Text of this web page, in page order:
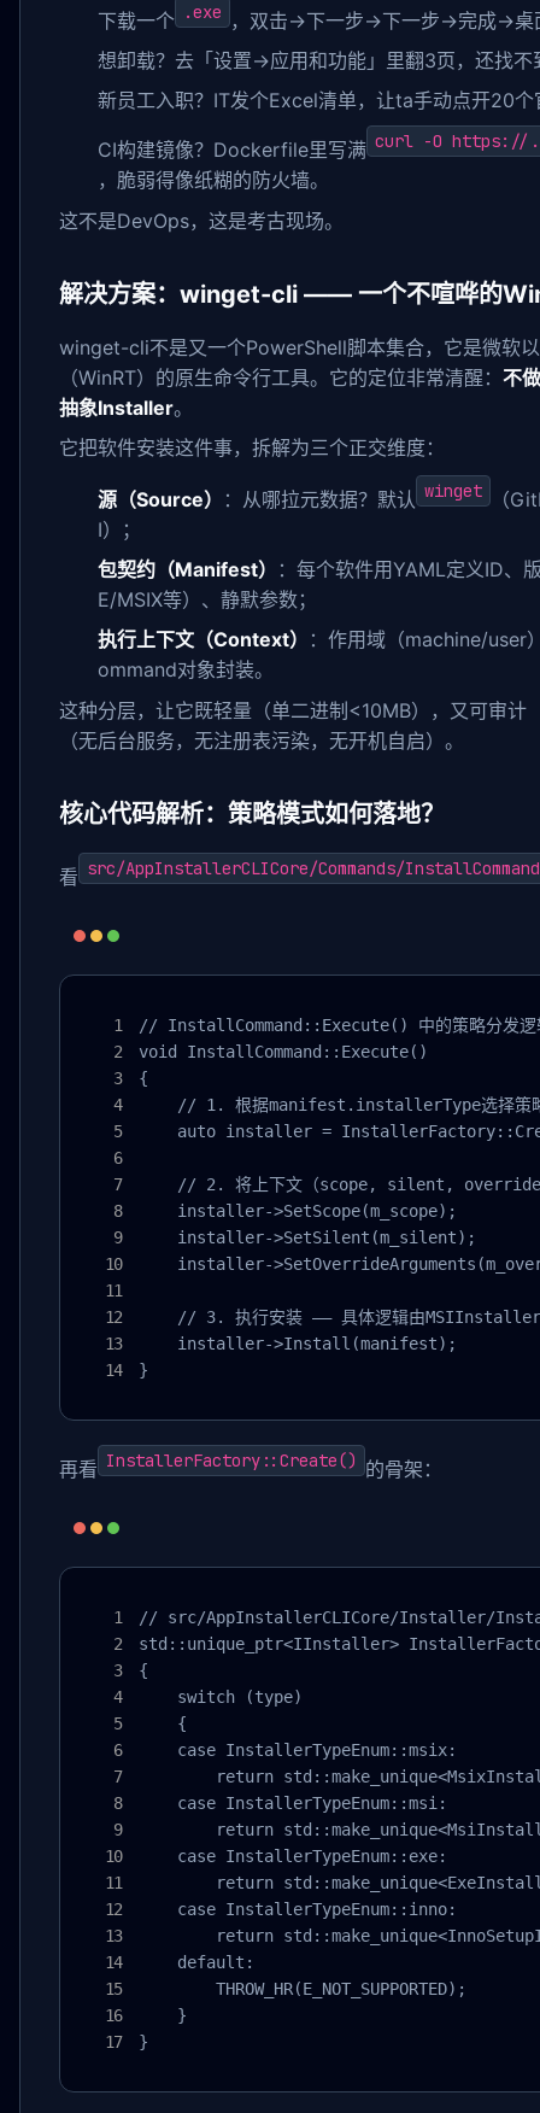
下载一个 .exe
，双击→下一步→下一步→完成→桌
想卸载？去「设置→应用和功能」里翻3页，还找不
新员工入职？IT发个Excel清单，让ta手动点开20
CI构建镜像？Dockerfile里写满 curl -O https://
，脆弱得像纸糊的防火墙。
这不是DevOps，这是考古现场。
解决方案：winget-cli —— 一个不喧哗的
winget-cli不是又一个PowerShell脚本集合，它是微软
（WinRT）的原生命令行工具。它的定位非常清醒： 不
抽象Installer。
它把软件安装这件事，拆解为三个正交维度：
源（Source） ：从哪拉元数据？默认 winget
（
I）；
包契约（Manifest）
：每个软件用YAML定义ID、
E/MSIX等）、静默参数；
执行上下文（Context）
：作用域（machine/
ommand对象封装。
这种分层，让它既轻量（单二进制<10MB），又可审
（无后台服务，无注册表污染，无开机自启）。
核心代码解析：策略模式如何落地？
看 src/AppInstallerCLICore/Commands/
// InstallCommand::Execute() 中的策略分发逻
void InstallCommand::Execute()
{
// 1. 根据manifest.installerType选择策
auto installer =
// 2. 将上下文（scope, silent, override
    installer->SetScope(m_scope);
    installer->SetSilent(m_silent);
installer-
// 3. 执行安装 —— 具体逻辑由
    installer->Install(manifest);
}
再看 InstallerFactory::Create() 的骨架：
// src/AppInstallerCLICore/Installer/
std::unique_ptr<IInstaller>
{
    switch (type)
    {
    case InstallerTypeEnum::msix:
return
    case InstallerTypeEnum::msi:
return
    case InstallerTypeEnum::exe:
return
    case InstallerTypeEnum::inno:
return
    default:
        THROW_HR(E_NOT_SUPPORTED);
    }
}